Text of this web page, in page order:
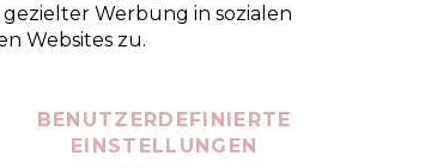
Werbung in sozialen
Websites zu.
BENUTZERDEFINIERTE
EINSTELLUNGEN